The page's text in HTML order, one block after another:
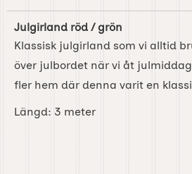
Julgirland röd / grön
Klassisk julgirland som vi alltid
över julbordet när vi åt
fler hem där denna varit en
Längd: 3 meter